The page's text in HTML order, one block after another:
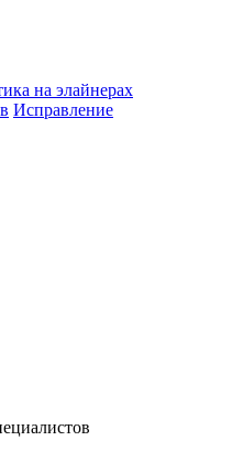
на элайнерах
Исправление